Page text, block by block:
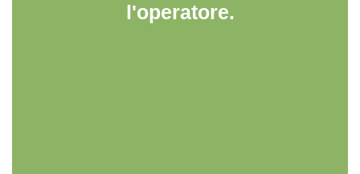
l'operatore.